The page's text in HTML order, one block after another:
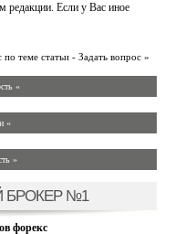
редакции. Если у Вас иное
по теме статьи - Задать вопрос »
«
«
»
БРОКЕР №1
форекс